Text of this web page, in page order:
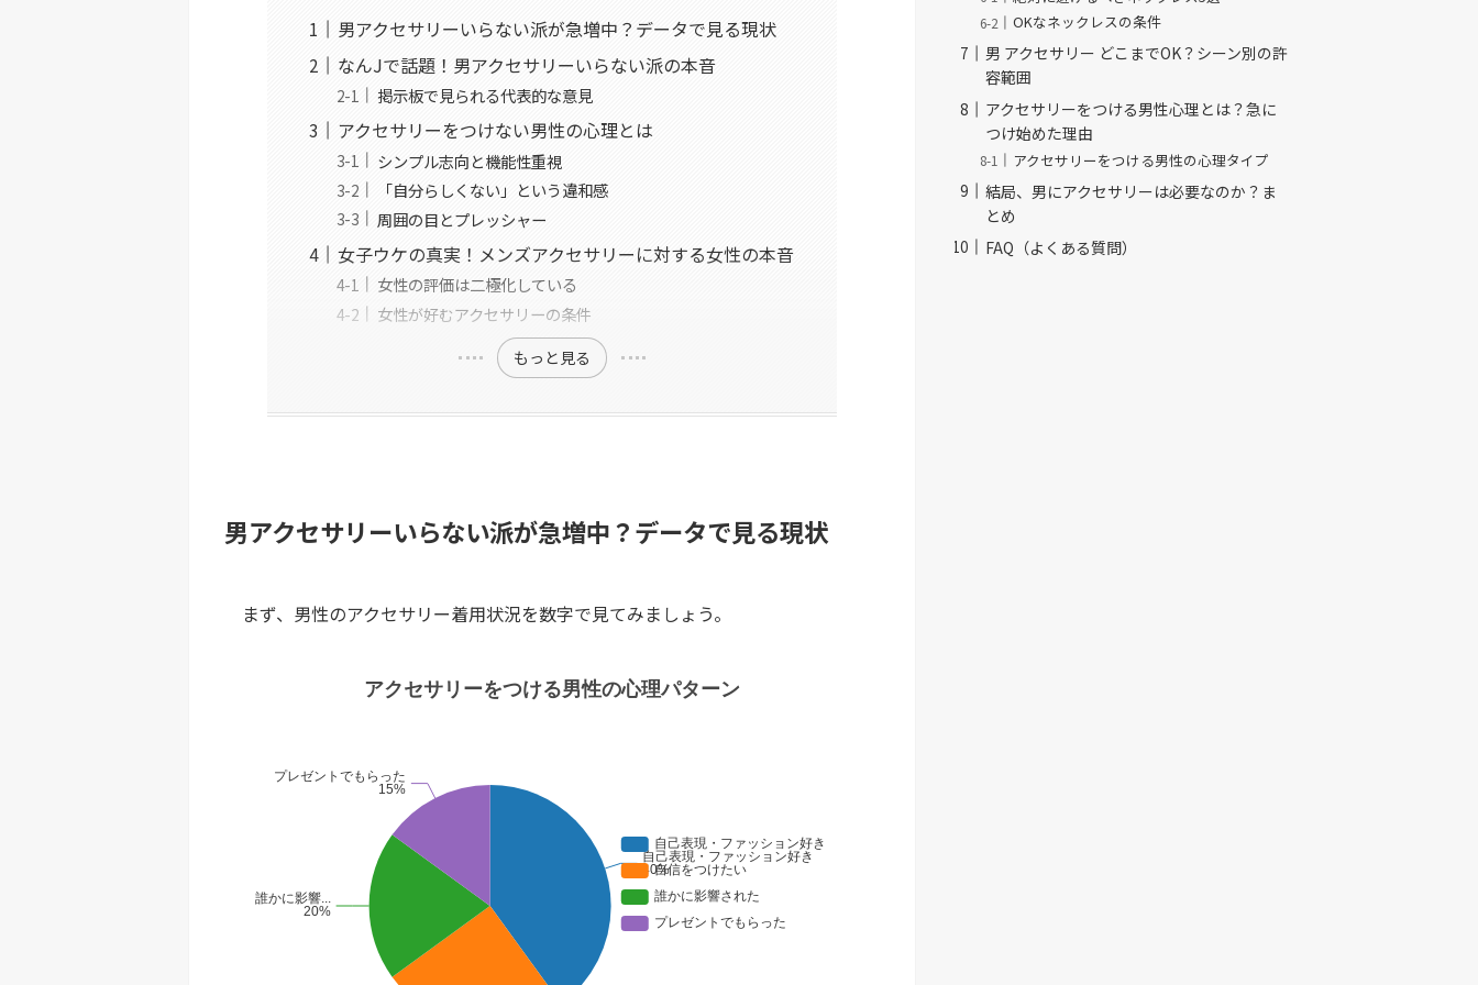
男アクセサリーいらない派が急増中？データで見る現状
なんJで話題！男アクセサリーいらない派の本音
掲示板で見られる代表的な意見
アクセサリーをつけない男性の心理とは
シンプル志向と機能性重視
「自分らしくない」という違和感
周囲の目とプレッシャー
女子ウケの真実！メンズアクセサリーに対する女性の本音
女性の評価は二極化している
女性が好むアクセサリーの条件
もっと見る
男アクセサリーいらない派が急増中？データで見る現状
まず、男性のアクセサリー着用状況を数字で見てみましょう。
OKなネックレスの条件
男 アクセサリー どこまでOK？シーン別の許
容範囲
アクセサリーをつける男性心理とは？急に
つけ始めた理由
アクセサリーをつける男性の心理タイプ
結局、男にアクセサリーは必要なのか？ま
とめ
FAQ（よくある質問）